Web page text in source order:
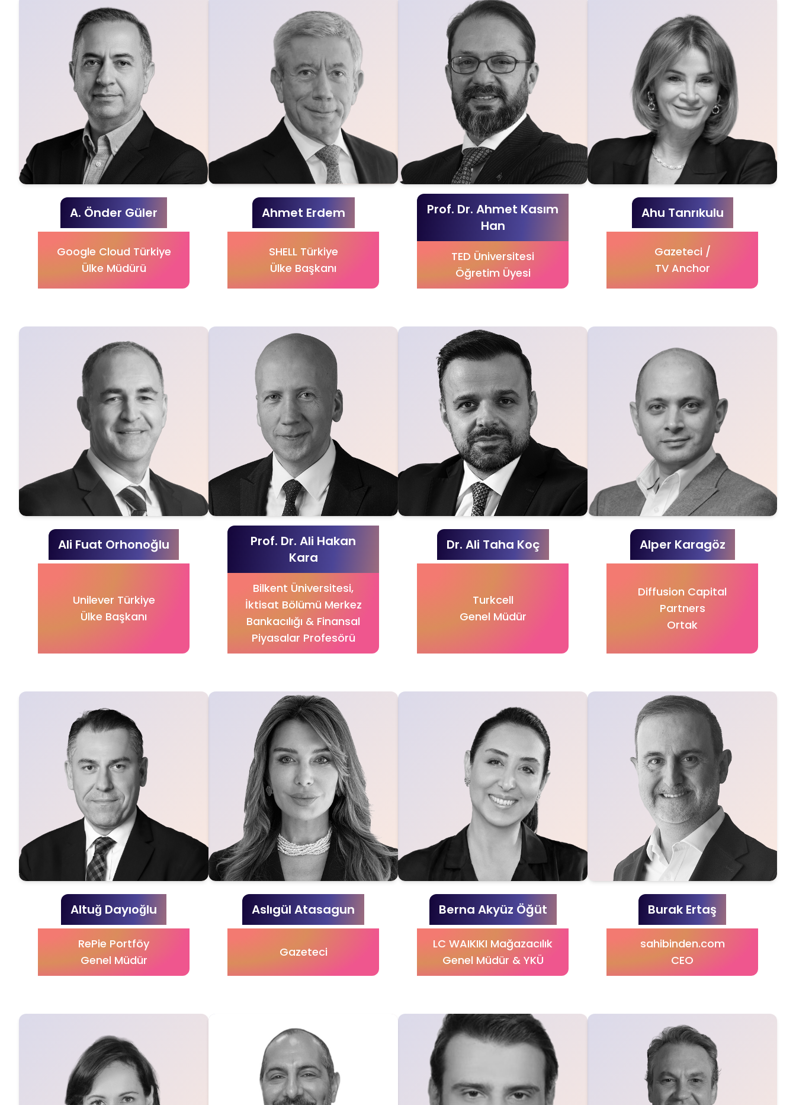
A. Önder Güler
Google Cloud Türkiye
Ülke Müdürü
Ahmet Erdem
SHELL Türkiye
Ülke Başkanı
Prof. Dr. Ahmet Kasım
Han
TED Üniversitesi
Öğretim Üyesi
Ahu Tanrıkulu
Gazeteci /
TV Anchor
Ali Fuat Orhonoğlu
Unilever Türkiye
Ülke Başkanı
Prof. Dr. Ali Hakan
Kara
Bilkent Üniversitesi,
İktisat Bölümü Merkez
Bankacılığı & Finansal
Piyasalar Profesörü
Dr. Ali Taha Koç
Turkcell
Genel Müdür
Alper Karagöz
Diffusion Capital
Partners
Ortak
Altuğ Dayıoğlu
RePie Portföy
Genel Müdür
Aslıgül Atasagun
Gazeteci
Berna Akyüz Öğüt
LC WAIKIKI Mağazacılık
Genel Müdür & YKÜ
Burak Ertaş
sahibinden.com
CEO